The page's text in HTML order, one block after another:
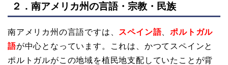
２．南アメリカ州の言語・宗教・民族
南アメリカ州の言語ですは、 スペイン語、ポルトガル
語が中心となっています。これは、かつて スペインと
ポルトガルがこの地域を植民地支配していたことが背